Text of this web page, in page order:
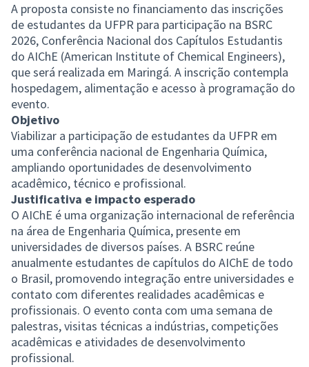
A proposta consiste no financiamento das inscrições
de estudantes da UFPR para participação na BSRC
2026, Conferência Nacional dos Capítulos Estudantis
do AIChE (American Institute of Chemical Engineers),
que será realizada em Maringá. A inscrição contempla
hospedagem, alimentação e acesso à programação do
evento.
Objetivo
Viabilizar a participação de estudantes da UFPR em
uma conferência nacional de Engenharia Química,
ampliando oportunidades de desenvolvimento
acadêmico, técnico e profissional.
Justificativa e impacto esperado
O AIChE é uma organização internacional de referência
na área de Engenharia Química, presente em
universidades de diversos países. A BSRC reúne
anualmente estudantes de capítulos do AIChE de todo
o Brasil, promovendo integração entre universidades e
contato com diferentes realidades acadêmicas e
profissionais. O evento conta com uma semana de
palestras, visitas técnicas a indústrias, competições
acadêmicas e atividades de desenvolvimento
profissional.